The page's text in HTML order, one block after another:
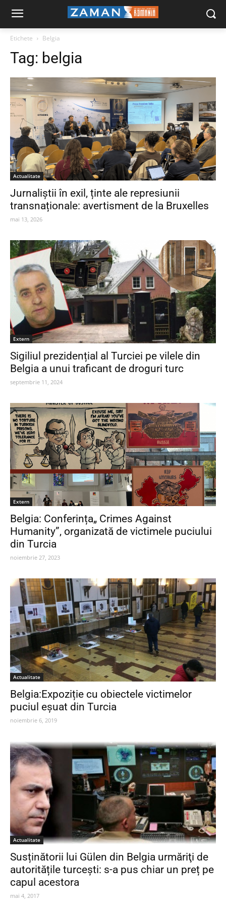
Etichete Belgia
Tag: belgia
Actualitate
Jurnaliștii în exil, ținte ale represiunii
transnaționale: avertisment de la Bruxelles
mai 13, 2026
Extern
Sigiliul prezidențial al Turciei pe vilele din
Belgia a unui traficant de droguri turc
septembrie 11, 2024
Extern
Belgia: Conferința„ Crimes Against
Humanity”, organizată de victimele puciului
din Turcia
noiembrie 27, 2023
Actualitate
Belgia:Expoziție cu obiectele victimelor
puciul eșuat din Turcia
noiembrie 6, 2019
Actualitate
Susținătorii lui Gülen din Belgia urmăriţi de
autoritățile turcești: s-a pus chiar un preț pe
capul acestora
mai 4, 2017